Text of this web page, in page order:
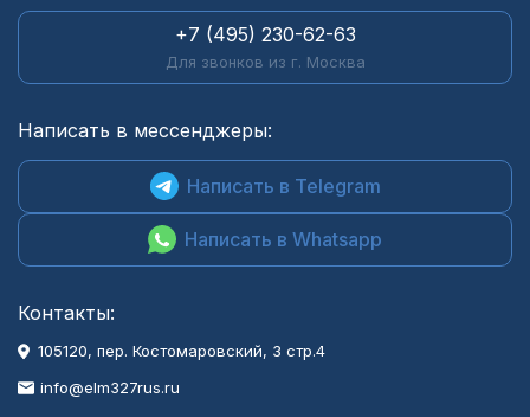
+7 (495) 230-62-63
Для звонков из г. Москва
Написать в мессенджеры:
Написать в Telegram
Написать в Whatsapp
Контакты:
105120, пер. Костомаровский, 3 стр.4
info@elm327rus.ru